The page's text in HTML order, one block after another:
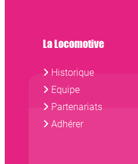
La Locomotive
Historique
Equipe
Partenariats
Adhérer